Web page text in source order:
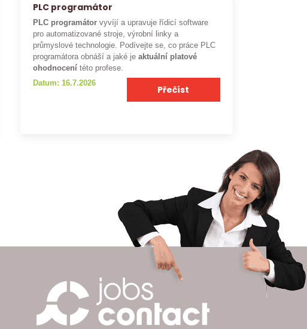
PLC programátor
PLC programátor vyvíjí a upravuje řídicí software
pro automatizované stroje, výrobní linky a
průmyslové technologie. Podívejte se, co práce PLC
programátora obnáší a jaké je aktuální platové
ohodnocení této profese.
Datum: 16.7.2026
Přečíst